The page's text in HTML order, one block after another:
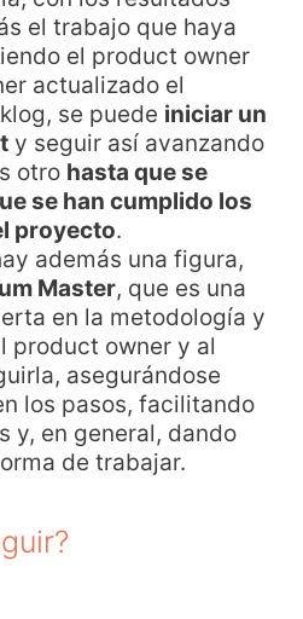
el trabajo que haya
el product owner
actualizado el
se puede iniciar un
y seguir así avanzando
otro hasta que se
se han cumplido los
proyecto.
además una figura,
Master, que es una
en la metodología y
product owner y al
asegurándose
los pasos, facilitando
y, en general, dando
de trabajar.